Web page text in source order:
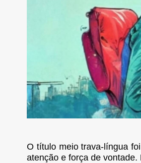
O título meio trava-língua
atenção e força de